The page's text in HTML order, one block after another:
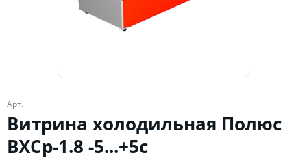
Арт.
Витрина холодильная Полюс
ВХСр-1.8 -5...+5с